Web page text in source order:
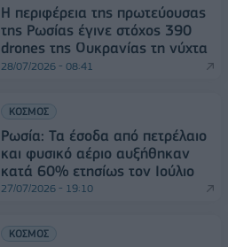
Η περιφέρεια της πρωτεύουσας
της Ρωσίας έγινε στόχος 390
drones της Ουκρανίας τη νύχτα
28/07/2026 - 08:41
ΚΟΣΜΟΣ
Ρωσία: Τα έσοδα από πετρέλαιο
και φυσικό αέριο αυξήθηκαν
κατά 60% ετησίως τον Ιούλιο
27/07/2026 - 19:10
ΚΟΣΜΟΣ